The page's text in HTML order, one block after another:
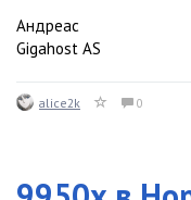
Андреас
Gigahost AS
alice2k 0